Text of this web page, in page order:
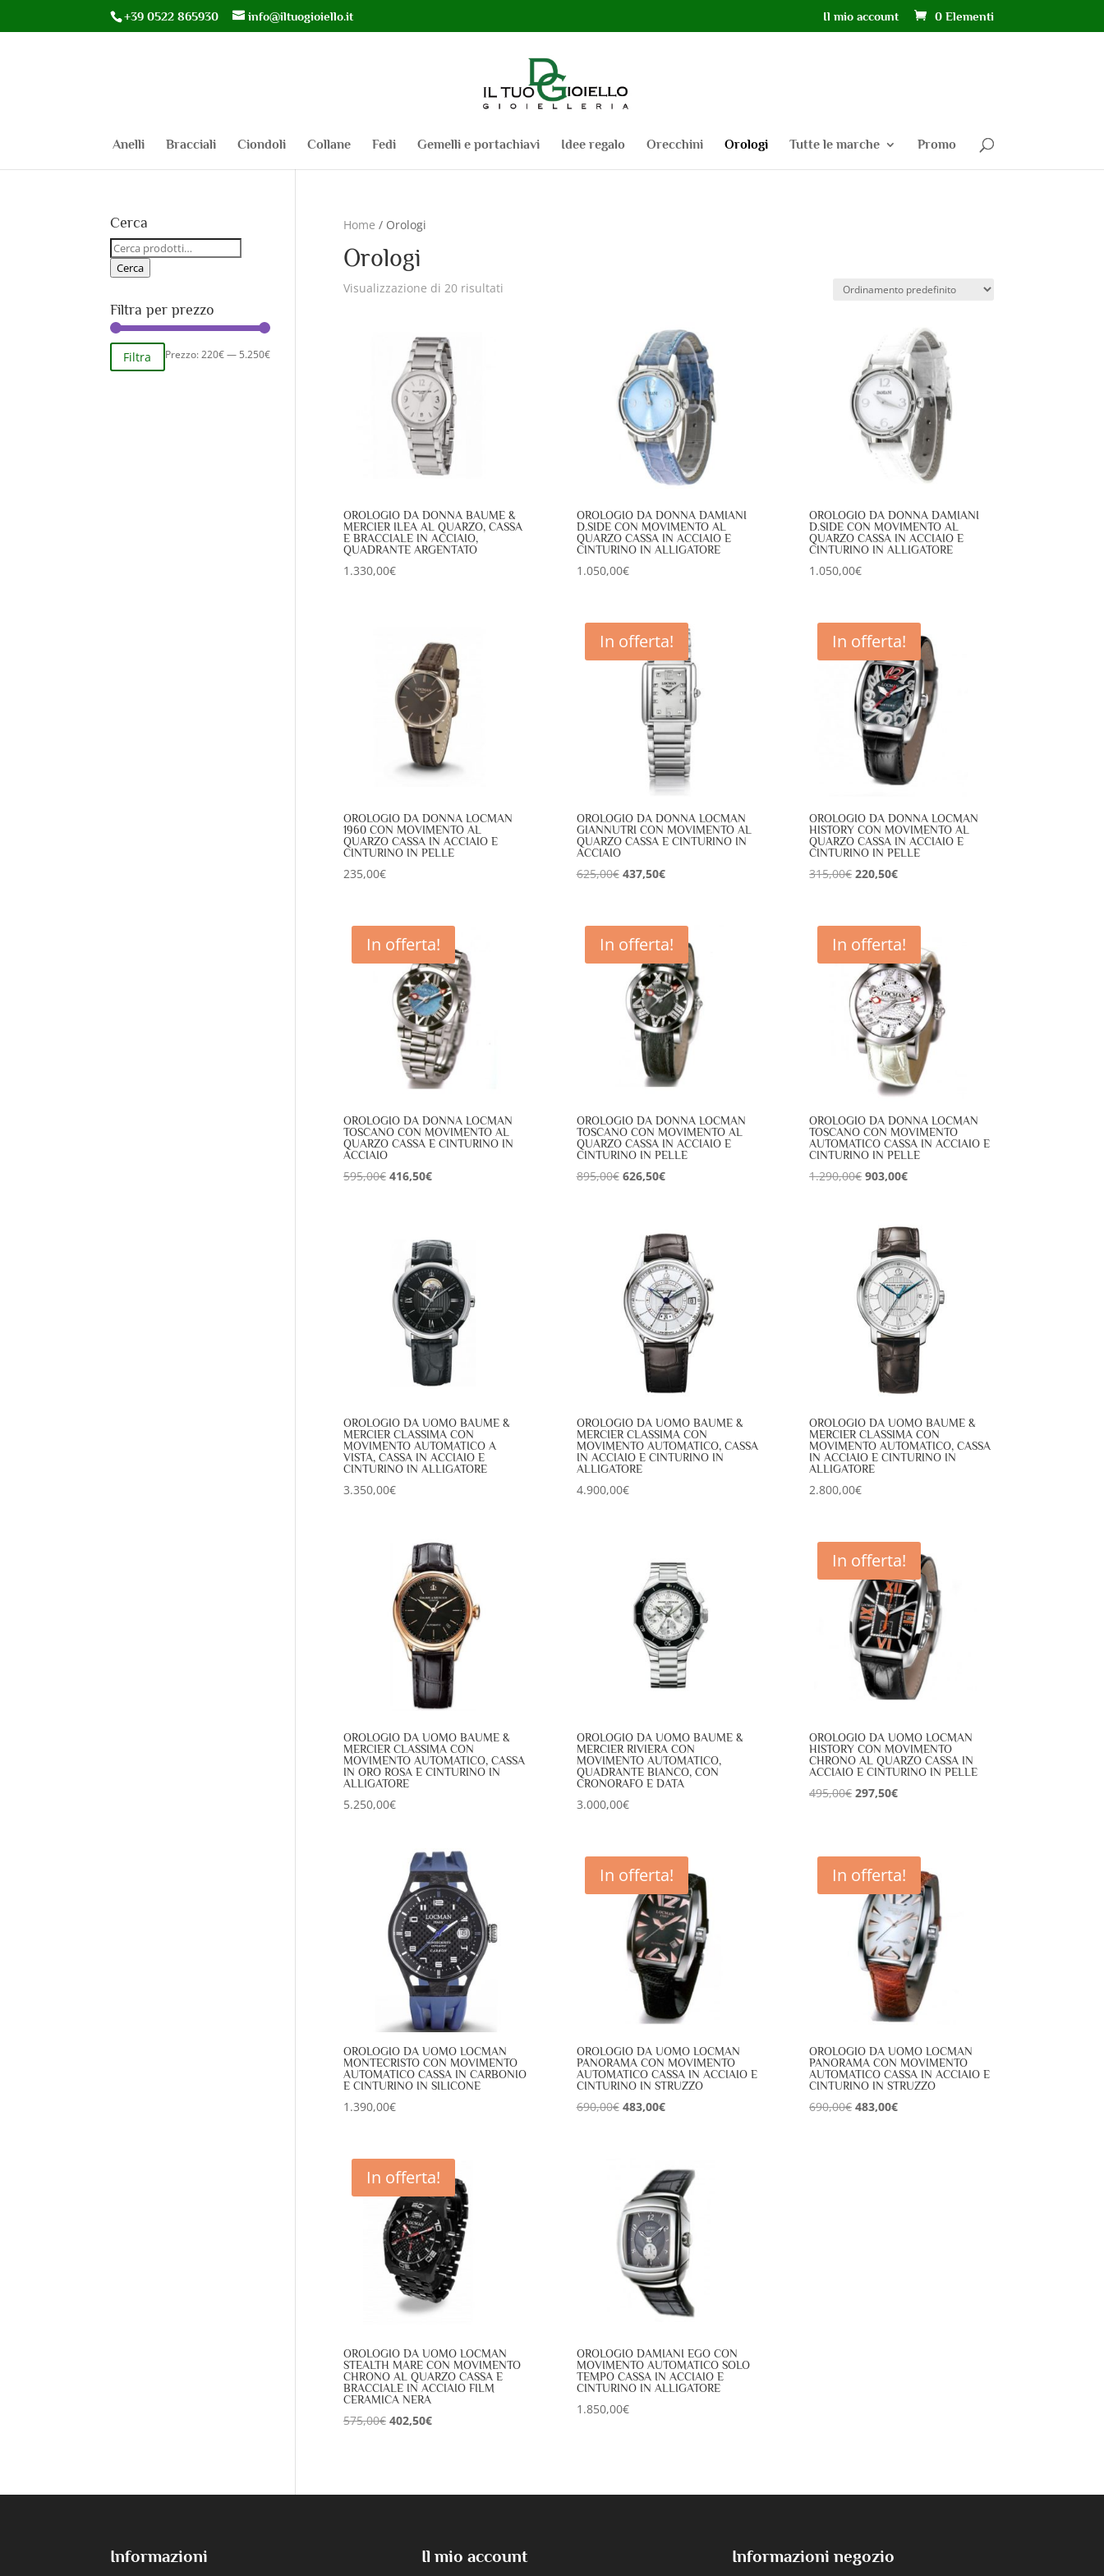
+39 0522 865930 info@iltuogioiello.it Il mio account 0 Elementi
Anelli Bracciali Ciondoli Collane Fedi Gemelli e portachiavi Idee regalo Orecchini Orologi Tutte le marche Promo
Home / Orologi
Orologi
Visualizzazione di 20 risultati
OROLOGIO DA DONNA BAUME &
MERCIER ILEA AL QUARZO, CASSA
E BRACCIALE IN ACCIAIO,
QUADRANTE ARGENTATO
1.330,00€
OROLOGIO DA DONNA DAMIANI
D.SIDE CON MOVIMENTO AL
QUARZO CASSA IN ACCIAIO E
CINTURINO IN ALLIGATORE
1.050,00€
OROLOGIO DA DONNA DAMIANI
D.SIDE CON MOVIMENTO AL
QUARZO CASSA IN ACCIAIO E
CINTURINO IN ALLIGATORE
1.050,00€
OROLOGIO DA DONNA LOCMAN
1960 CON MOVIMENTO AL
QUARZO CASSA IN ACCIAIO E
CINTURINO IN PELLE
235,00€
In offerta!
OROLOGIO DA DONNA LOCMAN
GIANNUTRI CON MOVIMENTO AL
QUARZO CASSA E CINTURINO IN
ACCIAIO
625,00€ Il
era:
625,00€.
437,50€Il
è:
437,50€.
In offerta!
OROLOGIO DA DONNA LOCMAN
HISTORY CON MOVIMENTO AL
QUARZO CASSA IN ACCIAIO E
CINTURINO IN PELLE
315,00€ Il
era:
315,00€.
220,50€Il
è:
220,50€.
In offerta!
OROLOGIO DA DONNA LOCMAN
TOSCANO CON MOVIMENTO AL
QUARZO CASSA E CINTURINO IN
ACCIAIO
595,00€ Il
595,00€.
416,50€Il
416,50€.
In offerta!
OROLOGIO DA DONNA LOCMAN
TOSCANO CON MOVIMENTO AL
QUARZO CASSA IN ACCIAIO E
CINTURINO IN PELLE
895,00€ Il
895,00€.
626,50€Il
è:
626,50€.
In offerta!
OROLOGIO DA DONNA LOCMAN
TOSCANO CON MOVIMENTO
AUTOMATICO CASSA IN ACCIAIO E
CINTURINO IN PELLE
1.290,00€ Il
era:
1.290,00€.
903,00€Il
è:
903,00€.
OROLOGIO DA UOMO BAUME &
MERCIER CLASSIMA CON
MOVIMENTO AUTOMATICO A
VISTA, CASSA IN ACCIAIO E
CINTURINO IN ALLIGATORE
3.350,00€
OROLOGIO DA UOMO BAUME &
MERCIER CLASSIMA CON
MOVIMENTO AUTOMATICO, CASSA
IN ACCIAIO E CINTURINO IN
ALLIGATORE
4.900,00€
OROLOGIO DA UOMO BAUME &
MERCIER CLASSIMA CON
MOVIMENTO AUTOMATICO, CASSA
IN ACCIAIO E CINTURINO IN
ALLIGATORE
2.800,00€
OROLOGIO DA UOMO BAUME &
MERCIER CLASSIMA CON
MOVIMENTO AUTOMATICO, CASSA
IN ORO ROSA E CINTURINO IN
ALLIGATORE
5.250,00€
OROLOGIO DA UOMO BAUME &
MERCIER RIVIERA CON
MOVIMENTO AUTOMATICO,
QUADRANTE BIANCO, CON
CRONORAFO E DATA
3.000,00€
In offerta!
OROLOGIO DA UOMO LOCMAN
HISTORY CON MOVIMENTO
CHRONO AL QUARZO CASSA IN
ACCIAIO E CINTURINO IN PELLE
495,00€ Il
495,00€.
297,50€Il
297,50€.
OROLOGIO DA UOMO LOCMAN
MONTECRISTO CON MOVIMENTO
AUTOMATICO CASSA IN CARBONIO
E CINTURINO IN SILICONE
1.390,00€
In offerta!
OROLOGIO DA UOMO LOCMAN
PANORAMA CON MOVIMENTO
AUTOMATICO CASSA IN ACCIAIO E
CINTURINO IN STRUZZO
690,00€ Il
690,00€.
483,00€Il
483,00€.
In offerta!
OROLOGIO DA UOMO LOCMAN
PANORAMA CON MOVIMENTO
AUTOMATICO CASSA IN ACCIAIO E
CINTURINO IN STRUZZO
690,00€ Il
483,00€Il
In offerta!
OROLOGIO DA UOMO LOCMAN
STEALTH MARE CON MOVIMENTO
CHRONO AL QUARZO CASSA E
BRACCIALE IN ACCIAIO FILM
CERAMICA NERA
575,00€ Il
575,00€.
402,50€Il
402,50€.
OROLOGIO DAMIANI EGO CON
MOVIMENTO AUTOMATICO SOLO
TEMPO CASSA IN ACCIAIO E
CINTURINO IN ALLIGATORE
1.850,00€
Cerca
Cerca:
Cerca
Filtra per prezzo
Prezzo
Prezzo
Filtra Prezzo:220€— 5.250€
Informazioni Il mio account Informazioni negozio